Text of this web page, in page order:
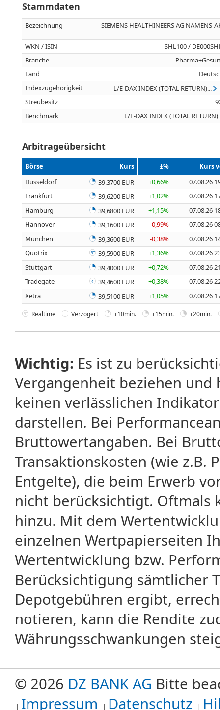
Stammdaten
Bezeichnung SIEMENS HEALTHINEERS AG NAMENS-
WKN / ISIN
SHL100 /
Branche
Land
Indexzugehörigkeit
L/E-DAX INDEX (TOTAL RETURN)...
Streubesitz
Benchmark
L/E-DAX INDEX (TOTAL RETURN)
Arbitrageübersicht
Börse Kurs ±%
Kurs
Düsseldorf
39,3700 EUR +0,66%
07.08.26
Frankfurt
39,6200 EUR +1,02%
07.08.26
Hamburg
39,6800 EUR +1,15%
07.08.26
Hannover
39,1600 EUR -0,99%
07.08.26
München
39,3600 EUR -0,38%
07.08.26
Quotrix
39,5900 EUR +1,36%
07.08.26
Stuttgart
39,4000 EUR +0,72%
07.08.26
Tradegate
39,4600 EUR +0,38%
07.08.26
Xetra
39,5100 EUR +1,05% 07.08.26
Realtime Verzögert +10min. +15min. +20min.
Wichtig: Es ist zu
Vergangenheit beziehen
keinen verlässlichen
darstellen. Bei
Bruttowertangaben. Bei
Transaktionskosten (wie z.B.
Entgelte), die beim Erwerb
nicht berücksichtigt. Oftmals
hinzu. Mit dem
einzelnen Wertpapierseiten
Wertentwicklung bzw.
Berücksichtigung sämtlicher
Depotgebühren ergibt,
notieren, kann die Rendite
Währungsschwankungen
© 2026 DZ BANK AG Bitte
Impressum
Datenschutz